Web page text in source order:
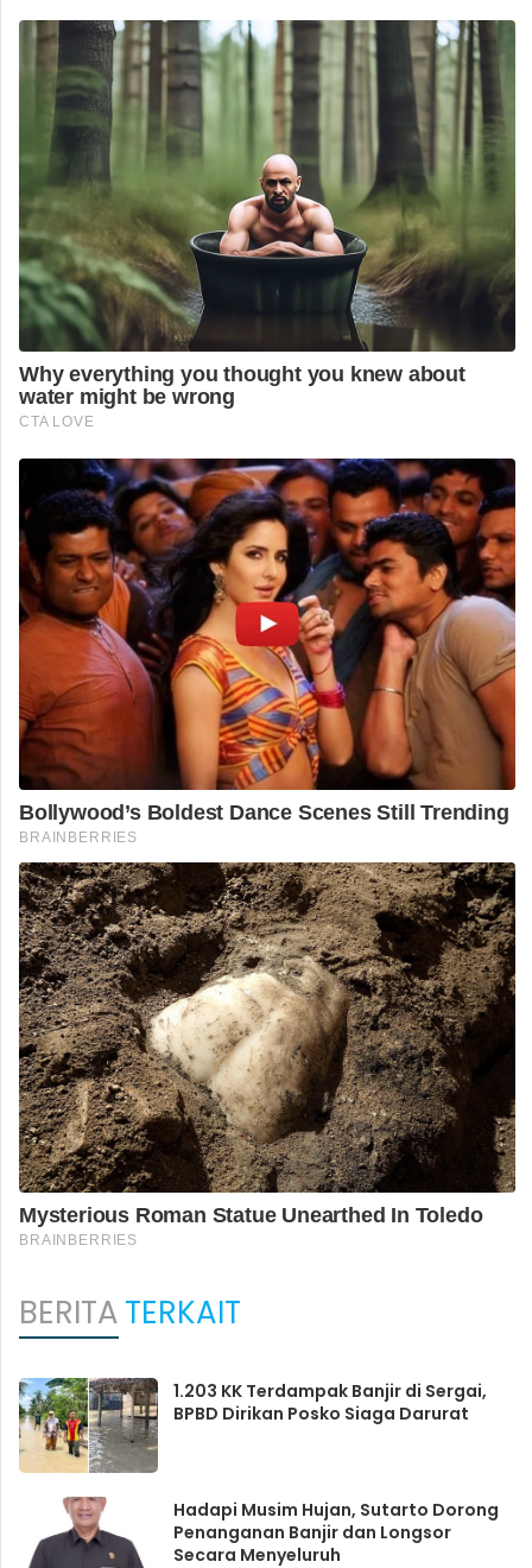
BERITATERKAIT
1.203 KK Terdampak Banjir di Sergai,
BPBD Dirikan Posko Siaga Darurat
Hadapi Musim Hujan, Sutarto Dorong
Penanganan Banjir dan Longsor
Secara Menyeluruh